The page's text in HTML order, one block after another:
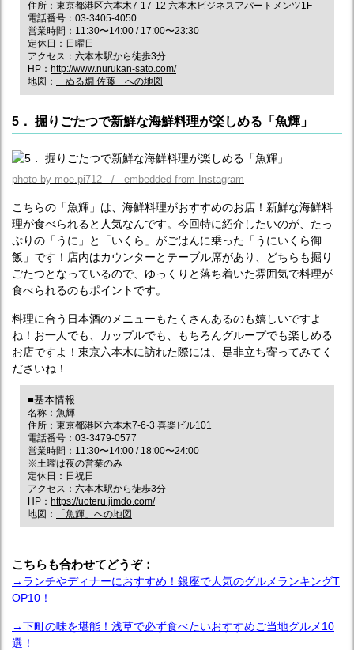
住所：東京都港区六本木7‐17‐12 六本木ビジネスアパートメンツ1F
電話番号：03-3405-4050
営業時間：11:30〜14:00 / 17:00〜23:30
定休日：日曜日
アクセス：六本木駅から徒歩3分
HP： http://www.nurukan-sato.com/
地図：
「ぬる燗 佐藤」への地図
5． 掘りごたつで新鮮な海鮮料理が楽しめる「魚輝」
photo by moe.pi712 / embedded from Instagram
こちらの「魚輝」は、海鮮料理がおすすめのお店！新鮮な海鮮料
理が食べられると人気なんです。今回特に紹介したいのが、たっ
ぷりの「うに」と「いくら」がごはんに乗った「うにいくら御
飯」です！店内はカウンターとテーブル席があり、どちらも掘り
ごたつとなっているので、ゆっくりと落ち着いた雰囲気で料理が
食べられるのもポイントです。
料理に合う日本酒のメニューもたくさんあるのも嬉しいですよ
ね！お一人でも、カップルでも、もちろんグループでも楽しめる
お店ですよ！東京六本木に訪れた際には、是非立ち寄ってみてく
ださいね！
■基本情報
名称：魚輝
住所；東京都港区六本木7‐6‐3 喜楽ビル101
電話番号：03-3479-0577
営業時間：11:30〜14:00 / 18:00〜24:00
※土曜は夜の営業のみ
定休日：日祝日
アクセス：六本木駅から徒歩3分
HP： https://uoteru.jimdo.com/
地図：
「魚輝」への地図
こちらも合わせてどうぞ：
→ランチやディナーにおすすめ！銀座で人気のグルメランキングT
OP10！
→下町の味を堪能！浅草で必ず食べたいおすすめご当地グルメ10
選！